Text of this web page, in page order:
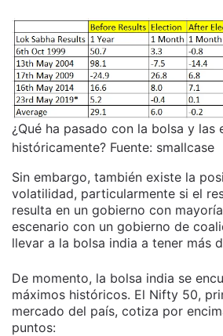
¿Qué ha pasado con la bolsa y las
históricamente? Fuente: smallcase
Sin embargo, también existe la
volatilidad, particularmente si el
resulta en un gobierno con
escenario con un gobierno de
llevar a la bolsa india a tener más
De momento, la bolsa india se
máximos históricos. El Nifty 50,
mercado del país, cotiza por
puntos: